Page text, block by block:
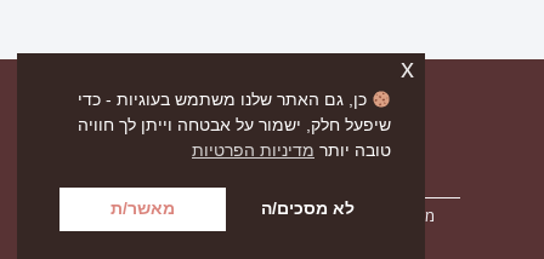
כן, גם האתר שלנו משתמש בעוגיות - כדי
שיפעל חלק, ישמור על אבטחה וייתן לך חוויה
טובה יותר מדיניות הפרטיות
לא מסכים/ה מאשר/ת
x
מדיניות הפרטיות תקנון אתר הצהרת נגישות